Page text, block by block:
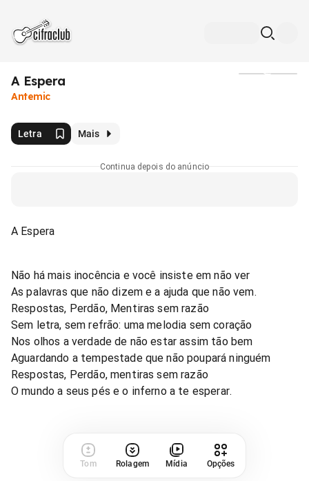
A Espera
Antemic
Letra Mais
Continua depois do anúncio
A Espera
Não há mais inocência e você insiste em não ver
As palavras que não dizem e a ajuda que não vem.
Respostas, Perdão, Mentiras sem razão
Sem letra, sem refrão: uma melodia sem coração
Nos olhos a verdade de não estar assim tão bem
Aguardando a tempestade que não poupará ninguém
Respostas, Perdão, mentiras sem razão
O mundo a seus pés e o inferno a te esperar.
Tom Rolagem Mídia Opções